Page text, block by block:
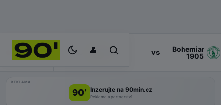
👤
PROGRAM 17:00 Zlin vs
Bohemians
1905
REKLAMA
90’ Inzerujte na 90min.cz
Reklama a partnerství